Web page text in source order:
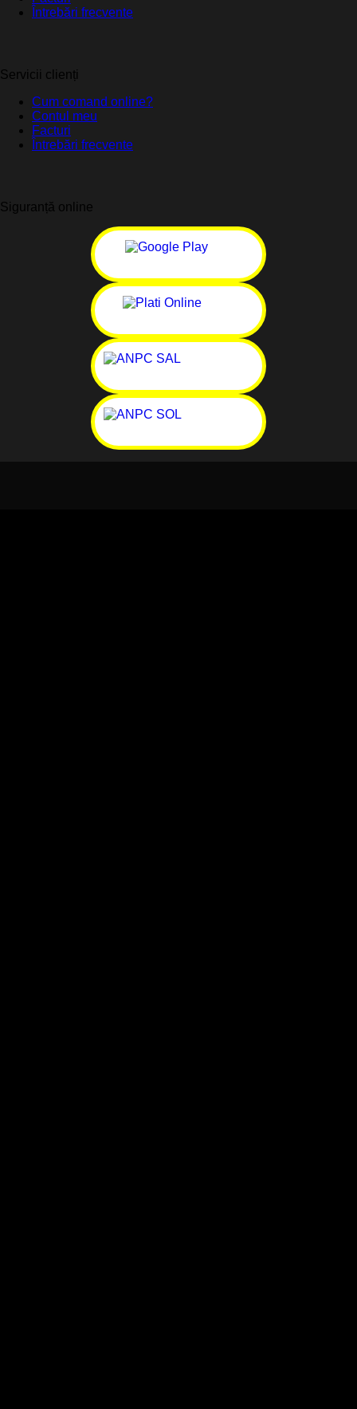
Întrebări frecvente
Servicii clienți
Cum comand online?
Contul meu
Facturi
Întrebări frecvente
Siguranță online